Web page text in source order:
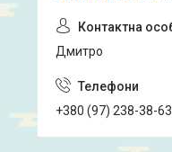
Дмитро
+380 (97) 238-38-63